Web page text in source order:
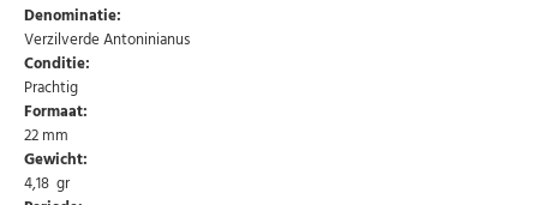
Denominatie:
Verzilverde Antoninianus
Conditie:
Prachtig
Formaat:
22 mm
Gewicht:
4,18 gr